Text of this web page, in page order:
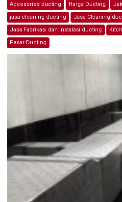
Accesories ducting Harga Ducting
jasa cleaning ducting
Jasa Cleaning
Jasa Fabrikasi dan Instalasi ducting
Pasar Ducting